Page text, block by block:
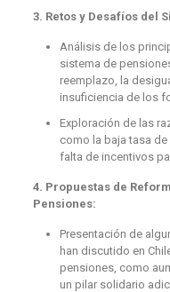
3. Retos y Desafíos del
Análisis de los
sistema de
reemplazo, la
insuficiencia de los
Exploración de las
como la baja tasa
falta de incentivos
4. Propuestas de
Pensiones:
Presentación de
han discutido en
pensiones, como
un pilar solidario